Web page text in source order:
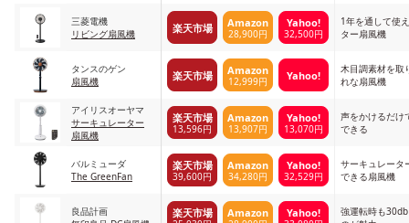
三菱電機
リビング扇風機
楽天市場 Amazon
28,900円
Yahoo!
32,500円
1年を通して使
ター扇風機
タンスのゲン
扇風機
楽天市場 Amazon
12,999円 Yahoo!
木目調素材を取
れな扇風機
アイリスオーヤマ
サーキュレーター
扇風機
楽天市場
13,596円
Amazon
13,907円
Yahoo!
13,070円
声をかけるだけ
できる
バルミューダ
The GreenFan
楽天市場
39,600円
Amazon
34,280円
Yahoo!
32,529円
サーキュレータ
できる扇風機
良品計画
楽天市場 Amazon Yahoo!
強運転時も